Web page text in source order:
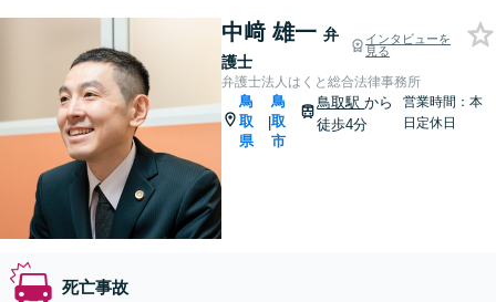
中﨑 雄一 弁
護士
インタビューを
見る
弁護士法人はくと総合法律事務所
鳥
取
県
|
鳥
取
市
鳥取駅から
徒歩4分
営業時間：本
日定休日
死亡事故